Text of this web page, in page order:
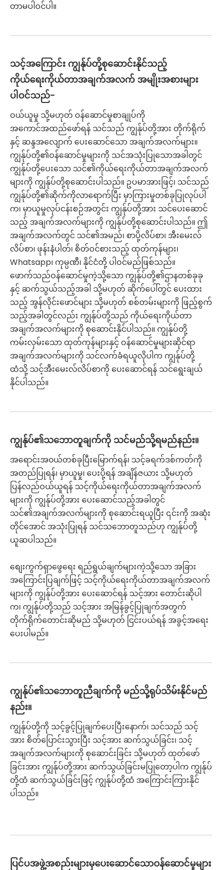
တာမပါဝင်ပါ။
သင့်အကြောင်း ကျွန်ုပ်တို့စုဆောင်းနိုင်သည့်
ကိုယ်ရေးကိုယ်တာအချက်အလက် အမျိုးအစားများ
ပါဝင်သည်-
ဝယ်ယူမှု သို့မဟုတ် ဝန်ဆောင်မှုစာချုပ်ကို
အကောင်အထည်ဖော်ရန် သင်သည် ကျွန်ုပ်တို့အား တိုက်ရိုက်
နှင့် ဆန္ဒအလျောက် ပေးဆောင်သော အချက်အလက်များ။
ကျွန်ုပ်တို့၏ဝန်ဆောင်မှုများကို သင်အသုံးပြုသောအခါတွင်
ကျွန်ုပ်တို့ပေးသော သင်၏ကိုယ်ရေးကိုယ်တာအချက်အလက်
များကို ကျွန်ုပ်တို့စုဆောင်းပါသည်။ ဥပမာအားဖြင့်၊ သင်သည်
ကျွန်ုပ်တို့၏ဆိုက်ကိုလာရောက်ပြီး မှာကြားမှုတစ်ခုပြုလုပ်ပါ
က၊ မှာယူမှုလုပ်ငန်းစဉ်အတွင်း ကျွန်ုပ်တို့အား သင်ပေးဆောင်
သည့် အချက်အလက်များကို ကျွန်ုပ်တို့စုဆောင်းပါသည်။ ဤ
အချက်အလက်တွင် သင်၏အမည်၊ စာပို့လိပ်စာ၊ အီးမေးလ်
လိပ်စာ၊ ဖုန်းနံပါတ်၊ စိတ်ဝင်စားသည့် ထုတ်ကုန်များ၊
Whatsapp၊ ကုမ္ပဏီ၊ နိုင်ငံတို့ ပါဝင်မည်ဖြစ်သည်။
ဖောက်သည်ဝန်ဆောင်မှုကဲ့သို့သော ကျွန်ုပ်တို့၏ဌာနတစ်ခုခု
နှင့် ဆက်သွယ်သည့်အခါ သို့မဟုတ် ဆိုက်ပေါ်တွင် ပေးထား
သည့် အွန်လိုင်းဖောင်များ သို့မဟုတ် စစ်တမ်းများကို ဖြည့်စွက်
သည့်အခါတွင်လည်း ကျွန်ုပ်တို့သည် ကိုယ်ရေးကိုယ်တာ
အချက်အလက်များကို စုဆောင်းနိုင်ပါသည်။ ကျွန်ုပ်တို့
ကမ်းလှမ်းသော ထုတ်ကုန်များနှင့် ဝန်ဆောင်မှုများဆိုင်ရာ
အချက်အလက်များကို သင်လက်ခံရယူလိုပါက ကျွန်ုပ်တို့
ထံသို့ သင့်အီးမေးလ်လိပ်စာကို ပေးဆောင်ရန် သင်ရွေးချယ်
နိုင်ပါသည်။
ကျွန်ုပ်၏သဘောတူချက်ကို သင်မည်သို့ရမည်နည်း။
အရောင်းအ၀ယ်တစ်ခုပြီးမြောက်ရန်၊ သင့်ခရက်ဒစ်ကတ်ကို
အတည်ပြုရန်၊ မှာယူမှု၊ ပေးပို့ရန် အချိန်ဇယား သို့မဟုတ်
ပြန်လည်ဝယ်ယူရန် သင့်ကိုယ်ရေးကိုယ်တာအချက်အလက်
များကို ကျွန်ုပ်တို့အား ပေးဆောင်သည့်အခါတွင်
သင်၏အချက်အလက်များကို စုဆောင်းရယူပြီး ၎င်းကို အဆုံး
တိုင်အောင် အသုံးပြုရန် သင်သဘောတူသည်ဟု ကျွန်ုပ်တို့
ယူဆပါသည်။
စျေးကွက်ရှာဖွေရေး ရည်ရွယ်ချက်များကဲ့သို့သော အခြား
အကြောင်းပြချက်ဖြင့် သင့်ကိုယ်ရေးကိုယ်တာအချက်အလက်
များကို ကျွန်ုပ်တို့အား ပေးဆောင်ရန် သင့်အား တောင်းဆိုပါ
က၊ ကျွန်ုပ်တို့သည် သင့်အား အမြန်ခွင့်ပြုချက်အတွက်
တိုက်ရိုက်တောင်းဆိုမည် သို့မဟုတ် ငြင်းပယ်ရန် အခွင့်အရေး
ပေးပါမည်။
ကျွန်ုပ်၏သဘောတူညီချက်ကို မည်သို့ရုပ်သိမ်းနိုင်မည်
နည်း။
ကျွန်ုပ်တို့ကို သင့်ခွင့်ပြုချက်ပေးပြီးနောက်၊ သင်သည် သင့်
အား စိတ်ပြောင်းသွားပြီး သင့်အား ဆက်သွယ်ခြင်း၊ သင့်
အချက်အလက်များကို စုဆောင်းခြင်း သို့မဟုတ် ထုတ်ဖော်
ခြင်းအား ကျွန်ုပ်တို့အား ဆက်သွယ်ခြင်းမပြုတော့ပါက ကျွန်ုပ်
တို့ထံ ဆက်သွယ်ခြင်းဖြင့် ကျွန်ုပ်တို့ထံ အကြောင်းကြားနိုင်
ပါသည်။
ပြင်ပအဖွဲ့အစည်းများမှပေးဆောင်သောဝန်ဆောင်မှုများ